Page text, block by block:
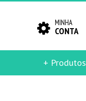
MINHA
CONTA
+ Produtos